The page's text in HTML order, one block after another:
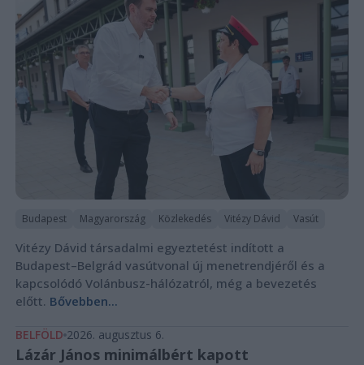
Budapest Magyarország Közlekedés Vitézy Dávid Vasút
Vitézy Dávid társadalmi egyeztetést indított a
Budapest–Belgrád vasútvonal új menetrendjéről és a
kapcsolódó Volánbusz-hálózatról, még a bevezetés
előtt. Bővebben...
BELFÖLD 2026. augusztus 6.
Lázár János minimálbért kapott